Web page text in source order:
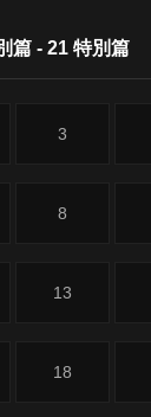
篇 - 21 特別篇
3
8
13
18